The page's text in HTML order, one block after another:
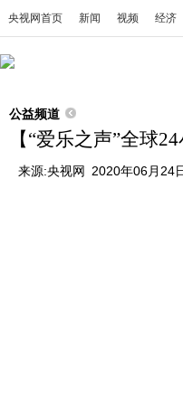
央视网首页 新闻 视频 经济
公益频道
【“爱乐之声”全球
来源:央视网 2020年06月24